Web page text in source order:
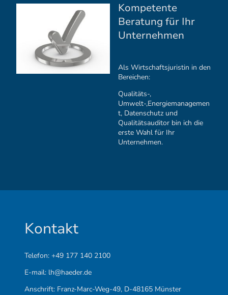
Kompetente
Beratung für Ihr
Unternehmen
Als Wirtschaftsjuristin in den
Bereichen:
Qualitäts-,
Umwelt-,Energiemanagemen
t, Datenschutz und
Qualitätsauditor bin ich die
erste Wahl für Ihr
Unternehmen.
Kontakt
Telefon: +49 177 140 2100
E-mail: lh@haeder.de
Anschrift: Franz-Marc-Weg-49, D-48165 Münster